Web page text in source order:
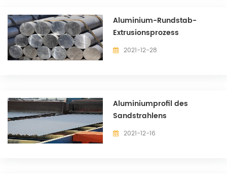
Aluminium-Rundstab-
Extrusionsprozess
2021-12-28
Aluminiumprofil des
Sandstrahlens
2021-12-16